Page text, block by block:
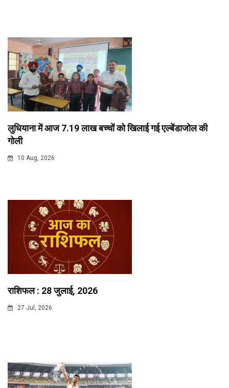
लुधियाना में आज 7.19 लाख बच्चों को खिलाई गई एल्बेंडाजोल की
गोली
10 Aug, 2026
राशिफल : 28 जुलाई, 2026
27 Jul, 2026